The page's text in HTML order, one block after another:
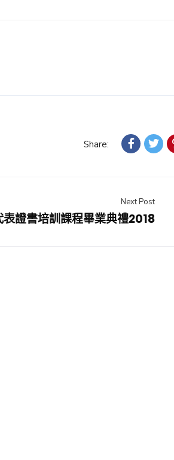
Share:
Next Post
表證書培訓課程畢業典禮2018